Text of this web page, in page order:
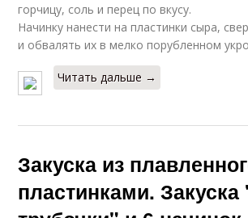
горчицу, соль и перец по вкусу.
Начинку нанести на пластинки сыра,
и обвалять их в мелко порубленном
Читать дальше →
Закуска из
пластинками.